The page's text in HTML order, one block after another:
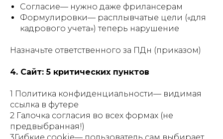
Согласие— нужно даже фрилансерам
Формулировки— расплывчатые цели («для
кадрового учета») теперь нарушение
Назначьте ответственного за ПДн (приказом)
4. Сайт: 5 критических пунктов
1 Политика конфиденциальности— видимая
ссылка в футере
2 Галочка согласия во всех формах (не
предвыбранная!)